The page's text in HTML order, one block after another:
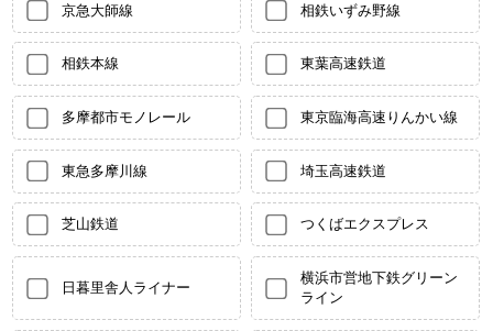
京急大師線 相鉄いずみ野線
相鉄本線 東葉高速鉄道
多摩都市モノレール 東京臨海高速りんかい線
東急多摩川線 埼玉高速鉄道
芝山鉄道 つくばエクスプレス
日暮里舎人ライナー
横浜市営地下鉄グリーン
ライン